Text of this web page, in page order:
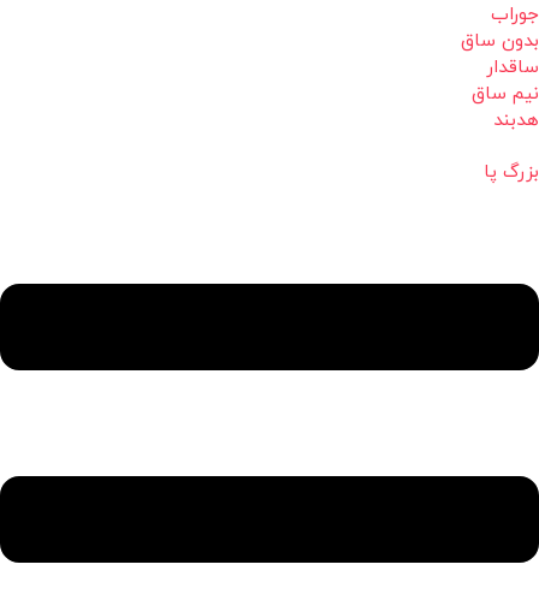
جوراب
بدون ساق
ساقدار
نیم ساق
هدبند
بزرگ پا